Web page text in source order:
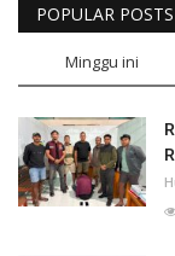
POPULAR POSTS
Minggu ini